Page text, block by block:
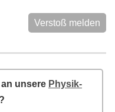
Verstoß melden
unsere Physik-
?